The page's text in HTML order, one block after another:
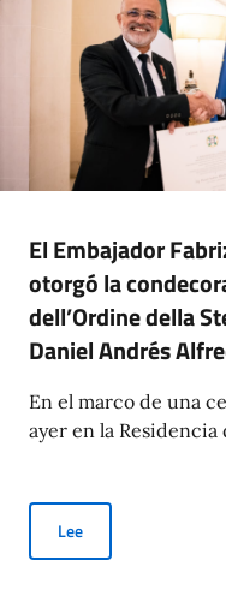
de ADASIM
El Embajador
otorgó la
dell’Ordine della
Daniel Andrés
En el marco de una
ayer en la Residencia
LeeEl Embajador